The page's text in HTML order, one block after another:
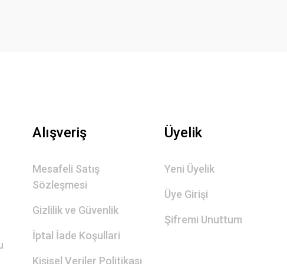
Alışveriş
Mesafeli Satış
Sözleşmesi
Gizlilik ve Güvenlik
İptal İade Koşullari
Kişisel Veriler Politikası
Üyelik
Yeni Üyelik
Üye Girişi
Şifremi Unuttum